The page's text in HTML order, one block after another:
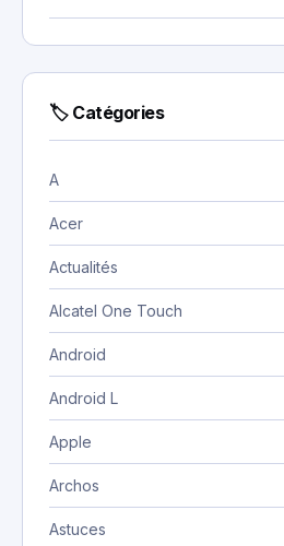
🏷 Catégories
A
Acer
Actualités
Alcatel One Touch
Android
Android L
Apple
Archos
Astuces